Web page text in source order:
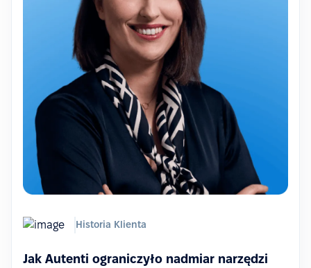
Historia Klienta
Jak Autenti ograniczyło nadmiar narzędzi